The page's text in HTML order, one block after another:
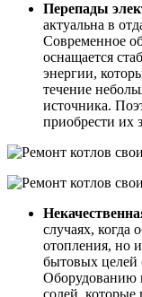
Перепады
актуальна в
Современное
оснащается
энергии,
течение
источника.
приобрести их
случаях, когда
отопления, но
бытовых целей
Оборудованию
солей,